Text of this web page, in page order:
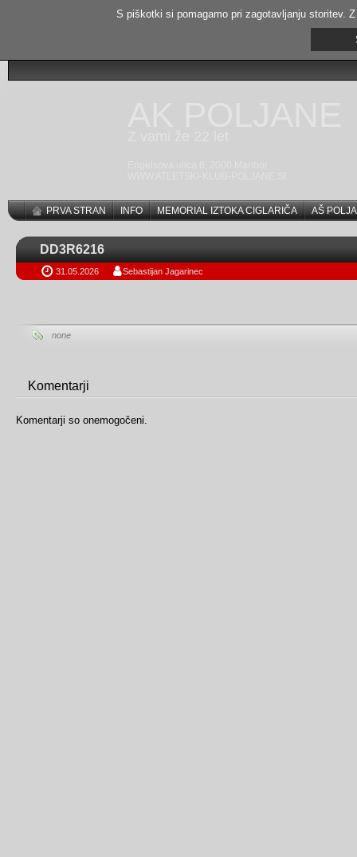
S piškotki si pomagamo pri zagotavljanju storitev.
PRVA STRAN INFO MEMORIAL IZTOKA CIGLARIČA AŠ
DD3R6216
31.05.2026 Sebastijan Jagarinec
none
Komentarji
Komentarji so onemogočeni.